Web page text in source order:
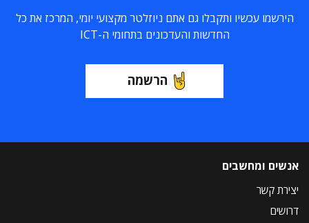
הירשמו עכשיו ותקבלו גם אתם ניוזלטר מקצועי יומי, המרכז את כל
החדשות והעדכונים בתחומי ה-ICT
הרשמה
אנשים ומחשבים
יצירת קשר
דרושים